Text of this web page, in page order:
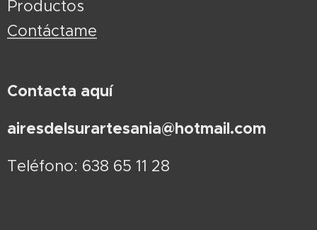
Productos
Contáctame
Contacta aquí
airesdelsurartesania@hotmail.com
Teléfono: 638 65 11 28